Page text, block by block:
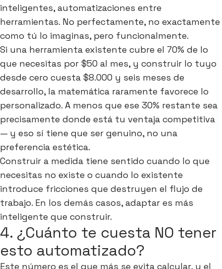
inteligentes, automatizaciones entre
herramientas. No perfectamente, no exactamente
como tú lo imaginas, pero funcionalmente.
Si una herramienta existente cubre el 70% de lo
que necesitas por $50 al mes, y construir lo tuyo
desde cero cuesta $8.000 y seis meses de
desarrollo, la matemática raramente favorece lo
personalizado. A menos que ese 30% restante sea
precisamente donde está tu ventaja competitiva
— y eso sí tiene que ser genuino, no una
preferencia estética.
Construir a medida tiene sentido cuando lo que
necesitas no existe o cuando lo existente
introduce fricciones que destruyen el flujo de
trabajo. En los demás casos, adaptar es más
inteligente que construir.
4. ¿Cuánto te cuesta NO tener
esto automatizado?
Este número es el que más se evita calcular, y el